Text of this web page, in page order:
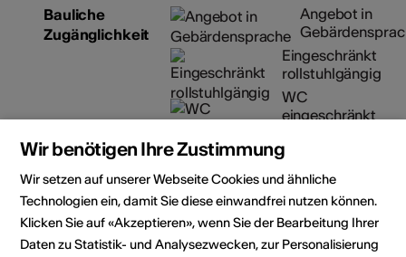
Bauliche
Zugänglichkeit
Angebot in
Eingeschränkt
rollstuhlgängig
WC
eingeschränkt
Parkplatz
eingeschränkt
rollstuhlgängig
Details zur baulichen
Zugänglichkeit
Wir benötigen Ihre Zustimmung
Wir setzen auf unserer Webseite Cookies und ähnliche
Technologien ein, damit Sie diese einwandfrei nutzen können.
Klicken Sie auf «Akzeptieren», wenn Sie der Bearbeitung Ihrer
Daten zu Statistik- und Analysezwecken, zur Personalisierung